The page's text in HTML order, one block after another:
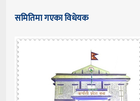
समितिमा गएका विधेयक